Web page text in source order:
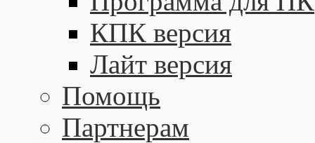
КПК версия
Лайт версия
Помощь
Партнерам